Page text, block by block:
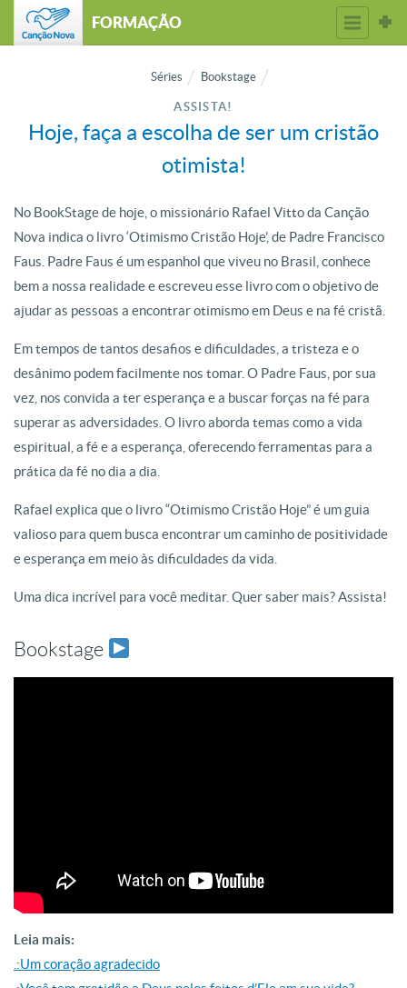
FORMAÇÃO
Séries Bookstage
ASSISTA!
Hoje, faça a escolha de ser um cristão
otimista!
No BookStage de hoje, o missionário Rafael Vitto da Canção
Nova indica o livro ‘Otimismo Cristão Hoje’, de Padre Francisco
Faus. Padre Faus é um espanhol que viveu no Brasil, conhece
bem a nossa realidade e escreveu esse livro com o objetivo de
ajudar as pessoas a encontrar otimismo em Deus e na fé cristã.
Em tempos de tantos desafios e dificuldades, a tristeza e o
desânimo podem facilmente nos tomar. O Padre Faus, por sua
vez, nos convida a ter esperança e a buscar forças na fé para
superar as adversidades. O livro aborda temas como a vida
espiritual, a fé e a esperança, oferecendo ferramentas para a
prática da fé no dia a dia.
Rafael explica que o livro “Otimismo Cristão Hoje” é um guia
valioso para quem busca encontrar um caminho de positividade
e esperança em meio às dificuldades da vida.
Uma dica incrível para você meditar. Quer saber mais? Assista!
Bookstage
Leia mais:
.:Um coração agradecido